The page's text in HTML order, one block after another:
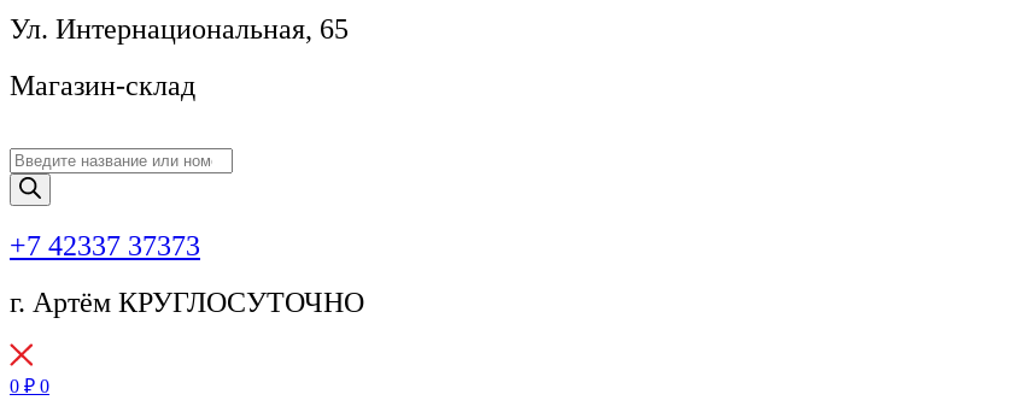
Ул. Интернациональная, 65
Магазин-склад
Поиск
товаров
+7 42337 37373
г. Артём КРУГЛОСУТОЧНО
0 ₽ 0